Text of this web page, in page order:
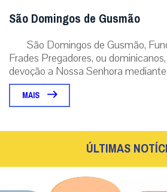
São Domingos de Gusmão
São Domingos de Gusmão,
Frades Pregadores, ou
devoção a Nossa Senhora mediante
MAIS
ÚLTIMAS